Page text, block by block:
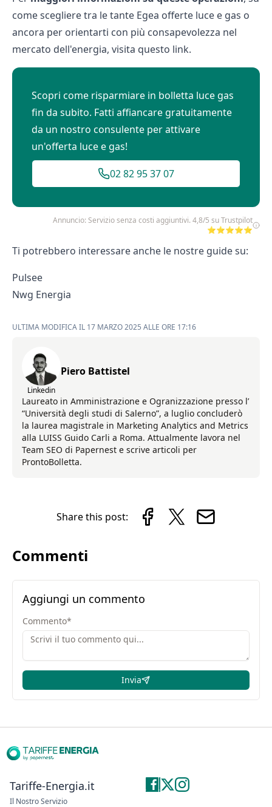
come scegliere tra le tante Egea offerte luce e gas o
ancora per orientarti con più consapevolezza nel
mercato dell'energia, visita questo link.
Scopri come risparmiare in bolletta luce gas
fin da subito. Fatti affiancare gratuitamente
da un nostro consulente per attivare
un'offerta luce e gas!
02 82 95 37 07
Annuncio: Servizio senza costi aggiuntivi. 4,8/5 su Trustpilot
⭐⭐⭐⭐⭐
Ti potrebbero interessare anche le nostre guide su:
Pulsee
Nwg Energia
ULTIMA MODIFICA IL 17 MARZO 2025 ALLE ORE 17:16
Linkedin
Piero Battistel
Laureato in Amministrazione e Ogranizzazione presso l’
“Università degli studi di Salerno”, a luglio concluderò
la laurea magistrale in Marketing Analytics and Metrics
alla LUISS Guido Carli a Roma. Attualmente lavora nel
Team SEO di Papernest e scrive articoli per
ProntoBolletta.
Share this post:
Commenti
Aggiungi un commento
Commento*
Invia
Tariffe-Energia.it
Il Nostro Servizio